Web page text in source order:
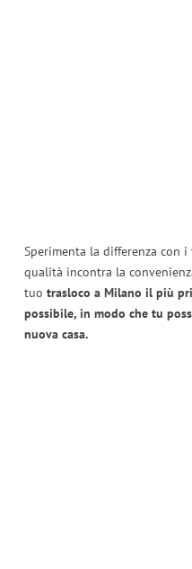
Sperimenta la differenza con
qualità incontra la
tuo trasloco a Milano il più
possibile, in modo che tu
nuova casa.